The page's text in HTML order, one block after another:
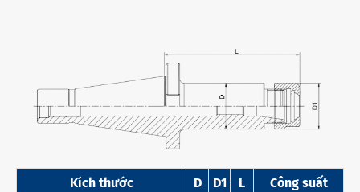
Kích thước D D1 L
Công suất